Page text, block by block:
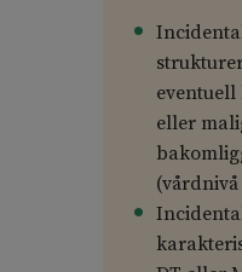
eller
(vårdnivå